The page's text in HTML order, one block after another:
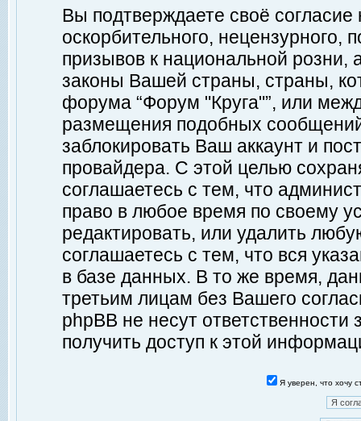
Вы подтверждаете своё
оскорбительного, нецензурного,
призывов к национальной
законы Вашей страны, страны,
форума “Форум "Круга"”, или
размещения подобных
заблокировать Ваш аккаунт и
провайдера. С этой целью
соглашаетесь с тем, что
право в любое время по своему
редактировать, или удалить
соглашаетесь с тем, что вся
в базе данных. В то же время,
третьим лицам без Вашего
phpBB не несут ответственности
получить доступ к этой
Я уверен, что хочу